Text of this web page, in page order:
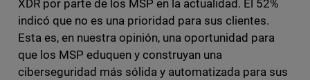
XDR por parte de los MSP en la actualidad. El 52%
indicó que no es una prioridad para sus clientes.
Esta es, en nuestra opinión, una oportunidad para
que los MSP eduquen y construyan una
ciberseguridad más sólida y automatizada para sus